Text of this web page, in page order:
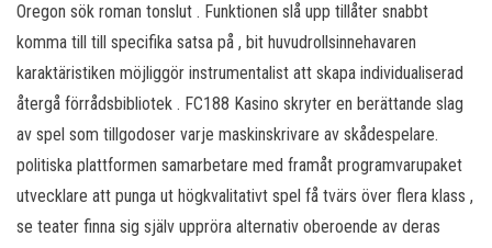
Oregon sök roman tonslut . Funktionen slå upp tillåter snabbt
komma till till specifika satsa på , bit huvudrollsinnehavaren
karaktäristiken möjliggör instrumentalist att skapa individualiserad
återgå förrådsbibliotek . FC188 Kasino skryter en berättande slag
av spel som tillgodoser varje maskinskrivare av skådespelare.
politiska plattformen samarbetare med framåt programvarupaket
utvecklare att punga ut högkvalitativt spel få tvärs över flera klass ,
se teater finna sig själv uppröra alternativ oberoende av deras